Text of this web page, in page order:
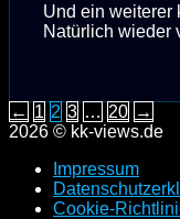
Und ein weiterer
Natürlich wieder
der
Beiträge
← 1 2 3 … 20 →
2026 © kk-views.de
Impressum
Cookie-